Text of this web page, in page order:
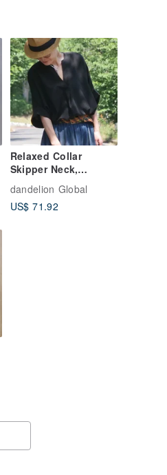
Relaxed Collar
Skipper Neck,
Crinkled Georgette
Fabric, Loose Fit
dandelion Global
US$ 71.92